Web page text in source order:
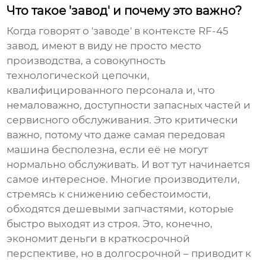
Что такое 'завод' и почему это важно?
Когда говорят о 'заводе' в контексте RF-45
завод, имеют в виду не просто место
производства, а совокупность
технологической цепочки,
квалифицированного персонала и, что
немаловажно, доступности запасных частей и
сервисного обслуживания. Это критически
важно, потому что даже самая передовая
машина бесполезна, если её не могут
нормально обслуживать. И вот тут начинается
самое интересное. Многие производители,
стремясь к снижению себестоимости,
обходятся дешевыми запчастями, которые
быстро выходят из строя. Это, конечно,
экономит деньги в краткосрочной
перспективе, но в долгосрочной – приводит к